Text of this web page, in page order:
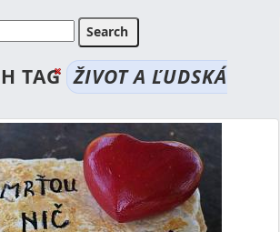
TAG ŽIVOT A ĽUDSKÁ